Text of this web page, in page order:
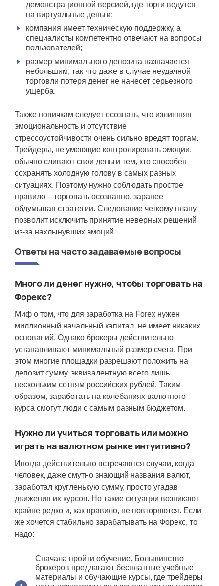
демонстрационной версией, где торги ведутся
на виртуальные деньги;
компания имеет техническую поддержку, а
специалисты компетентно отвечают на вопросы
пользователей;
размер минимального депозита назначается
небольшим, так что даже в случае неудачной
торговли потеря денег не нанесет серьезного
ущерба.
Также новичкам следует осознать, что излишняя
эмоциональность и отсутствие
стрессоустойчивости очень сильно вредят торгам.
Трейдеры, не умеющие контролировать эмоции,
обычно сливают свои деньги тем, кто способен
сохранять холодную голову в самых разных
ситуациях. Поэтому нужно соблюдать простое
правило – торговать осознанно, заранее
обдумывая стратегии. Следование четкому плану
позволит исключить принятие неверных решений
из-за нахлынувших эмоций.
Ответы на часто задаваемые вопросы
Много ли денег нужно, чтобы торговать на
Форекс?
Миф о том, что для заработка на Forex нужен
миллионный начальный капитал, не имеет никаких
оснований. Однако брокеры действительно
устанавливают минимальный размер счета. При
этом многие площадки разрешают положить на
депозит сумму, эквивалентную всего лишь
нескольким сотням российских рублей. Таким
образом, заработать на колебаниях валютного
курса смогут люди с самым разным бюджетом.
Нужно ли учиться торговать или можно
играть на валютном рынке интуитивно?
Иногда действительно встречаются случаи, когда
человек, даже смутно знающий названия валют,
заработал кругленькую сумму, просто угадав
движения их курсов. Но такие ситуации возникают
крайне редко и, как правило, не повторяются. Если
же хочется стабильно зарабатывать на Форекс, то
надо:
Сначала пройти обучение. Большинство
брокеров предлагают бесплатные учебные
материалы и обучающие курсы, где трейдеры